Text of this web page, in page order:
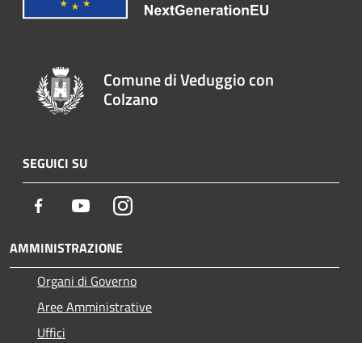
Comune di Veduggio con
Colzano
SEGUICI SU
Facebook YoutubeInstagram
AMMINISTRAZIONE
Organi di Governo
Aree Amministrative
Uffici